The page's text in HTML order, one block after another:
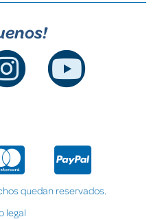
quedan reservados.
legal